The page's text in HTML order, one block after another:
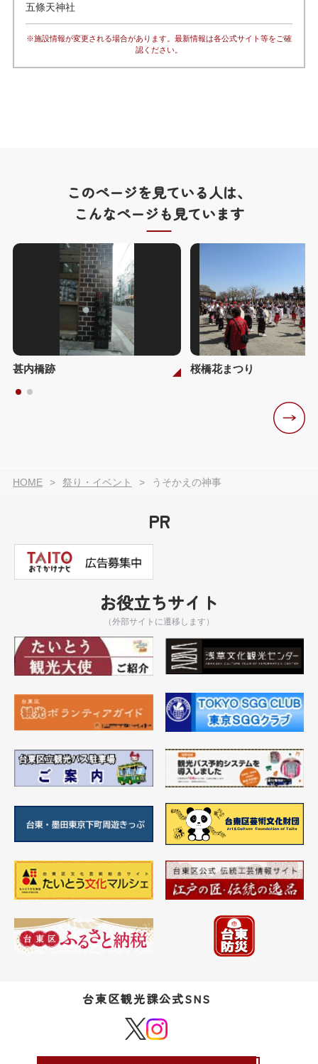
五條天神社
※施設情報が変更される場合があります。最新情報は各公式サイト等をご確
認ください。
このページを見ている人は、
こんなページも見ています
甚内橋跡 桜橋花まつり
HOME 祭り・イベント うそかえの神事
PR
お役立ちサイト
（外部サイトに遷移します）
台東区観光課公式SNS